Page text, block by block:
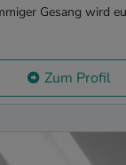
Gesang wird
Zum Profil